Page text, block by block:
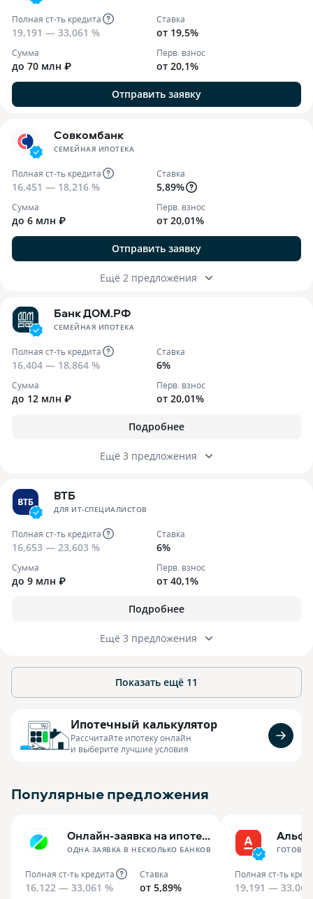
Полная ст-ть кредита
19,191 — 33,061 %
Ставка
от 19,5%
Сумма
до 70 млн ₽
Перв. взнос
от 20,1%
Отправить заявку
Совкомбанк
СЕМЕЙНАЯ ИПОТЕКА
Полная ст-ть кредита
16,451 — 18,216 %
Ставка
5,89%
Сумма
до 6 млн ₽
Перв. взнос
от 20,01%
Отправить заявку
Ещё 2 предложения
Банк ДОМ.РФ
СЕМЕЙНАЯ ИПОТЕКА
Полная ст-ть кредита
16,404 — 18,864 %
Ставка
6%
Сумма
до 12 млн ₽
Перв. взнос
от 20,01%
Подробнее
Ещё 3 предложения
ВТБ
ДЛЯ ИТ-СПЕЦИАЛИСТОВ
Полная ст-ть кредита
16,653 — 23,603 %
Ставка
6%
Сумма
до 9 млн ₽
Перв. взнос
от 40,1%
Подробнее
Ещё 3 предложения
Показать ещё 11
Ипотечный калькулятор
Рассчитайте ипотеку онлайн
и выберите лучшие условия
Популярные предложения
Онлайн-заявка на ипотеку
ОДНА ЗАЯВКА В НЕСКОЛЬКО БАНКОВ
Полная ст-ть кредита
16,122 — 33,061 %
Ставка
от 5,89%
Полная ст-ть
19,191 — 33,061